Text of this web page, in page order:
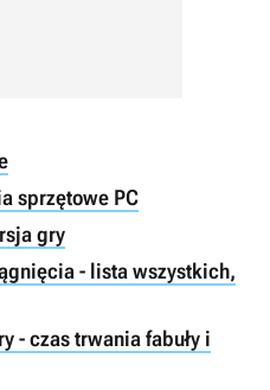
sprzętowe PC
gry
- lista wszystkich,
- czas trwania fabuły i